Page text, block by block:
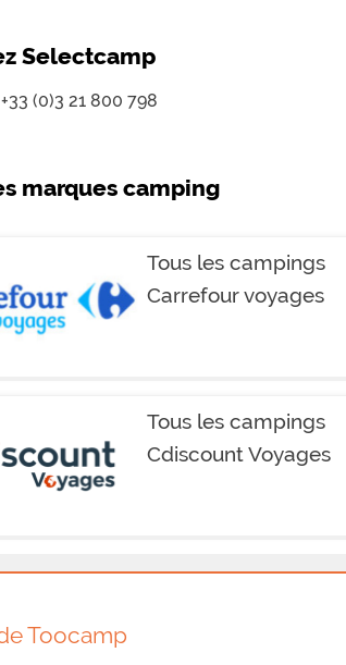
Selectcamp
(0)3 21 800 798
marques camping
Tous les campings
Carrefour voyages
Tous les campings
Cdiscount Voyages
Toocamp